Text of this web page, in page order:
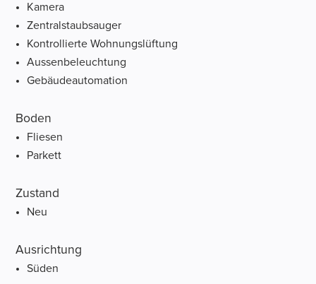
Kamera
Zentralstaubsauger
Kontrollierte Wohnungslüftung
Aussenbeleuchtung
Gebäudeautomation
Boden
Fliesen
Parkett
Zustand
Neu
Ausrichtung
Süden